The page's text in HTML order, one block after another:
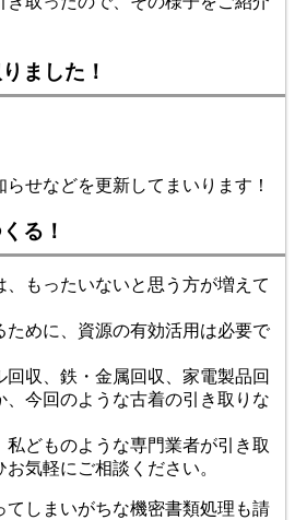
ました！
せなどを更新してまいります！
る！
もったいないと思う方が増えて
ために、資源の有効活用は必要で
収、鉄・金属回収、家電製品回
、今回のような古着の引き取りな
どものような専門業者が引き取
気軽にご相談ください。
てしまいがちな機密書類処理も請